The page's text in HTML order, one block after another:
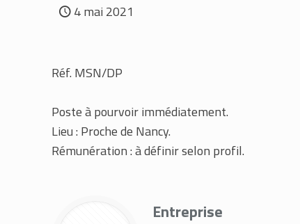
4 mai 2021
Réf. MSN/DP
Poste à pourvoir immédiatement.
Lieu : Proche de Nancy.
Rémunération : à définir selon profil.
Entreprise